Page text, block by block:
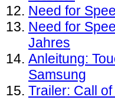
Need for
Need for
Jahres
Anleitung:
Samsung
Trailer: Call